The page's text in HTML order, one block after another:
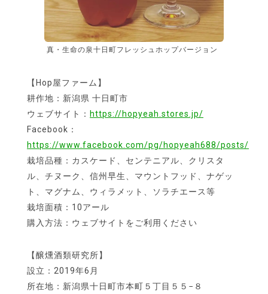
真・生命の泉十日町フレッシュホップバージョン
【Hop屋ファーム】
耕作地：新潟県 十日町市
ウェブサイト： https://hopyeah.stores.jp/
Facebook：
https://www.facebook.com/pg/hopyeah688/posts/
栽培品種：カスケード、センテニアル、クリスタ
ル、チヌーク、信州早生、マウントフッド、ナゲッ
ト、マグナム、ウィラメット、ソラチエース等
栽培面積：10アール
購入方法：ウェブサイトをご利用ください
【醸燻酒類研究所】
設立：2019年6月
所在地：新潟県十日町市本町５丁目５５−８